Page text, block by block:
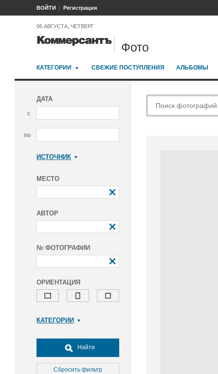
ВОЙТИ Регистрация
06 АВГУСТА, ЧЕТВЕРГ
Фото
КАТЕГОРИИ СВЕЖИЕ ПОСТУПЛЕНИЯ АЛЬБОМЫ
ДАТА
с
по
ИСТОЧНИК
МЕСТО
АВТОР
№ ФОТОГРАФИИ
ОРИЕНТАЦИЯ
КАТЕГОРИИ
Досуг, туризм и отдых
Культура
Медицина
Найти
Сбросить фильтр